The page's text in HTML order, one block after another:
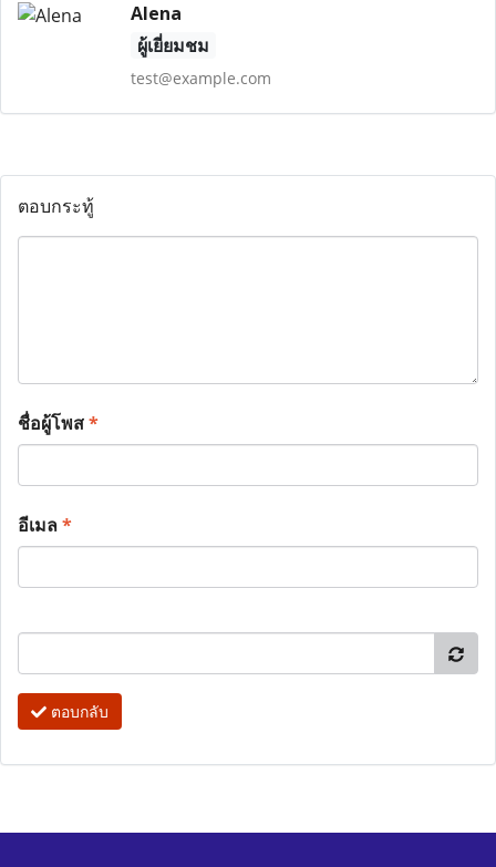
Alena
ผู้เยี่ยมชม
test@example.com
ตอบกระทู้
ชื่อผู้โพส*
อีเมล*
ตอบกลับ